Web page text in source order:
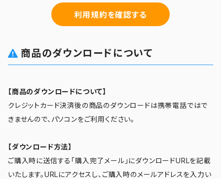
利用規約を確認する
商品のダウンロードについて
【商品のダウンロードについて】
クレジットカード決済後の商品のダウンロードは携帯電話ではで
きませんので、パソコンをご利用ください。
【ダウンロード方法】
ご購入時に送信する「購入完了メール」にダウンロードURLを記載
いたします。URLにアクセスし、ご購入時のメールアドレスを入力い